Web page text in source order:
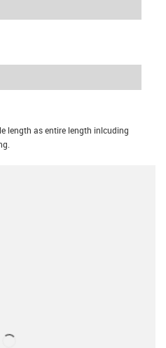
length as entire length inlcuding